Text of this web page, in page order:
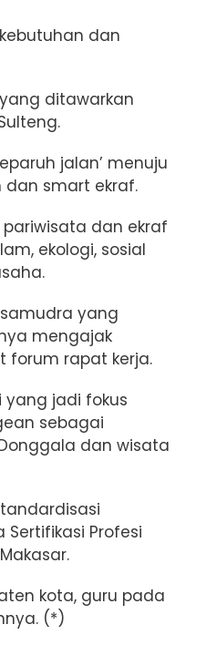
dan
ditawarkan
jalan’ menuju
smart ekraf.
dan ekraf
ekologi, sosial
yang
mengajak
forum rapat kerja.
yang jadi fokus
sebagai
dan wisata
Sertifikasi Profesi
kota, guru pada
(*)